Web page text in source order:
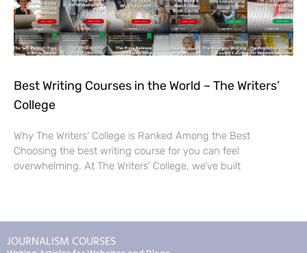
Best Writing Courses in the World – The Writers’
College
Why The Writers’ College is Ranked Among the Best
Choosing the best writing course for you can feel
overwhelming. At The Writers’ College, we’ve built
JOURNALISM COURSES